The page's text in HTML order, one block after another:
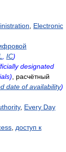
Electronic
IC)
designated
, расчётный
date of availability)
, Every Day
доступ к